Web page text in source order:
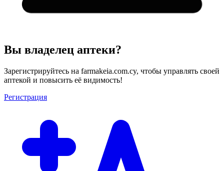
Вы владелец аптеки?
Зарегистрируйтесь на farmakeia.com.cy, чтобы управлять своей
аптекой и повысить её видимость!
Регистрация